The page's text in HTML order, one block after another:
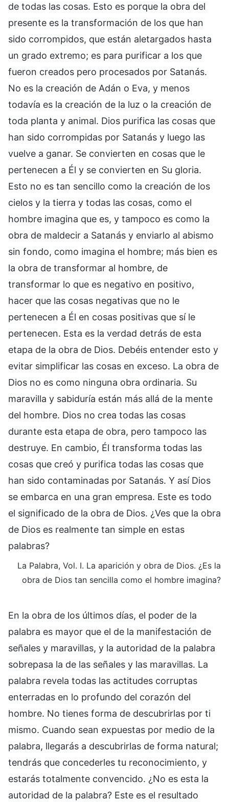
de todas las cosas. Esto es porque la obra del
presente es la transformación de los que han
sido corrompidos, que están aletargados hasta
un grado extremo; es para purificar a los que
fueron creados pero procesados por Satanás.
No es la creación de Adán o Eva, y menos
todavía es la creación de la luz o la creación de
toda planta y animal. Dios purifica las cosas que
han sido corrompidas por Satanás y luego las
vuelve a ganar. Se convierten en cosas que le
pertenecen a Él y se convierten en Su gloria.
Esto no es tan sencillo como la creación de los
cielos y la tierra y todas las cosas, como el
hombre imagina que es, y tampoco es como la
obra de maldecir a Satanás y enviarlo al abismo
sin fondo, como imagina el hombre; más bien es
la obra de transformar al hombre, de
transformar lo que es negativo en positivo,
hacer que las cosas negativas que no le
pertenecen a Él en cosas positivas que sí le
pertenecen. Esta es la verdad detrás de esta
etapa de la obra de Dios. Debéis entender esto y
evitar simplificar las cosas en exceso. La obra de
Dios no es como ninguna obra ordinaria. Su
maravilla y sabiduría están más allá de la mente
del hombre. Dios no crea todas las cosas
durante esta etapa de obra, pero tampoco las
destruye. En cambio, Él transforma todas las
cosas que creó y purifica todas las cosas que
han sido contaminadas por Satanás. Y así Dios
se embarca en una gran empresa. Este es todo
el significado de la obra de Dios. ¿Ves que la obra
de Dios es realmente tan simple en estas
palabras?
La Palabra, Vol. I. La aparición y obra de Dios. ¿Es la
obra de Dios tan sencilla como el hombre imagina?
En la obra de los últimos días, el poder de la
palabra es mayor que el de la manifestación de
señales y maravillas, y la autoridad de la palabra
sobrepasa la de las señales y las maravillas. La
palabra revela todas las actitudes corruptas
enterradas en lo profundo del corazón del
hombre. No tienes forma de descubrirlas por ti
mismo. Cuando sean expuestas por medio de la
palabra, llegarás a descubrirlas de forma natural;
tendrás que concederles tu reconocimiento, y
estarás totalmente convencido. ¿No es esta la
autoridad de la palabra? Este es el resultado